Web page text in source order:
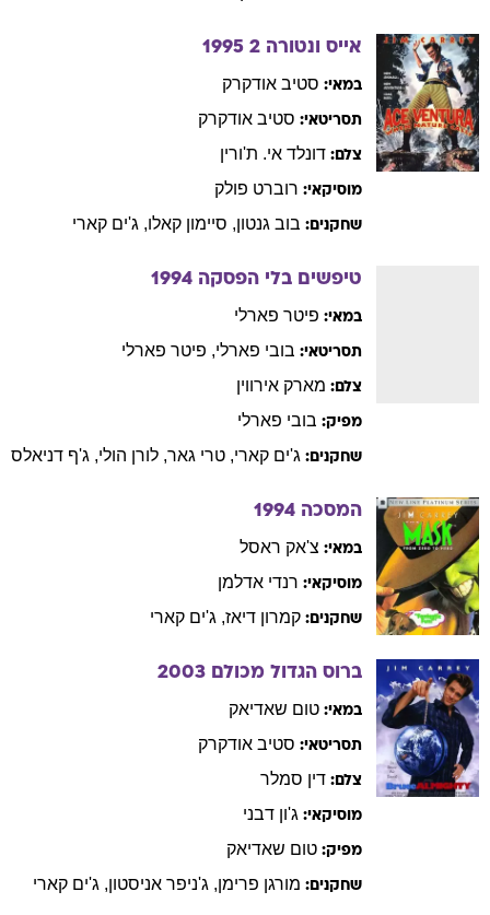
אייס ונטורה 2 1995
במאי: סטיב אודקרק
תסריטאי: סטיב אודקרק
צלם: דונלד אי. ת'ורין
מוסיקאי: רוברט פולק
שחקנים: בוב גנטון, סיימון קאלו, ג'ים קארי
טיפשים בלי הפסקה 1994
במאי: פיטר פארלי
תסריטאי: בובי פארלי, פיטר פארלי
צלם: מארק אירווין
מפיק: בובי פארלי
שחקנים: ג'ים קארי, טרי גאר, לורן הולי, ג'ף דניאלס
המסכה 1994
במאי: צ'אק ראסל
מוסיקאי: רנדי אדלמן
שחקנים: קמרון דיאז, ג'ים קארי
ברוס הגדול מכולם 2003
במאי: טום שאדיאק
תסריטאי: סטיב אודקרק
צלם: דין סמלר
מוסיקאי: ג'ון דבני
מפיק: טום שאדיאק
שחקנים: מורגן פרימן, ג'ניפר אניסטון, ג'ים קארי